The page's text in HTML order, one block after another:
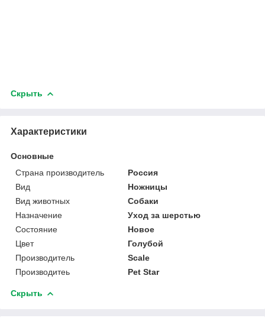
Скрыть
Характеристики
Основные
Страна производитель
Россия
Вид
Ножницы
Вид животных
Собаки
Назначение
Уход за шерстью
Состояние
Новое
Цвет
Голубой
Производитель
Scale
Производитеь
Pet Star
Скрыть